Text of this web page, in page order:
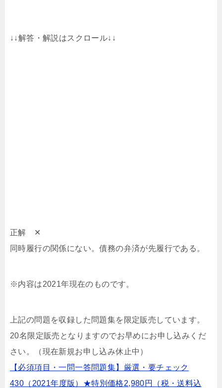
↓↓解答・解説はスクロール↓↓
正解 ✕
同時履行の関係にない。債務の弁済が先履行である。
※内容は2021年現在のものです。
上記の問題を収録した問題集を限定販売しています。
20名限定販売となりますのでお早めにお申し込みくだ
さい。（現在新規お申し込み休止中）
【必須項目・一問一答問題集】厳選・要チェック
430（2021年度版）★特別価格2,980円（税・送料込